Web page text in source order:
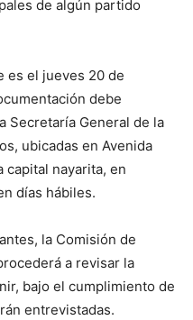
de algún partido
es el jueves 20 de
debe
Secretaría General de la
ubicadas en Avenida
nayarita, en
días hábiles.
la Comisión de
a revisar la
bajo el cumplimiento de
entrevistadas.